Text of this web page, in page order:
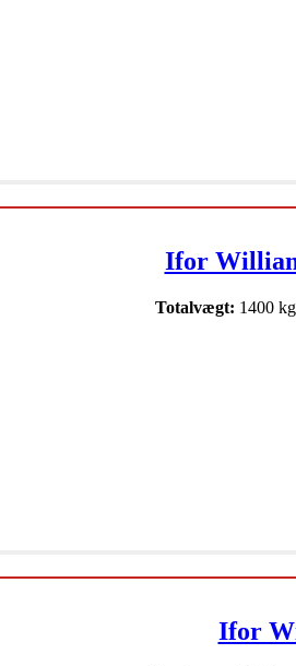
Ifor
Totalvægt: 1400
Ifor